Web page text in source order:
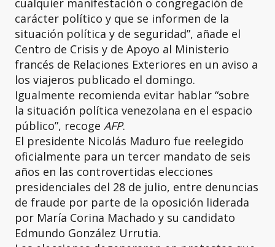
carácter político y que se informen de la
situación política y de seguridad”, añade el
Centro de Crisis y de Apoyo al Ministerio
francés de Relaciones Exteriores en un aviso a
los viajeros publicado el domingo.
Igualmente recomienda evitar hablar “sobre
la situación política venezolana en el espacio
público”, recoge AFP.
El presidente Nicolás Maduro fue reelegido
oficialmente para un tercer mandato de seis
años en las controvertidas elecciones
presidenciales del 28 de julio, entre denuncias
de fraude por parte de la oposición liderada
por María Corina Machado y su candidato
Edmundo González Urrutia.